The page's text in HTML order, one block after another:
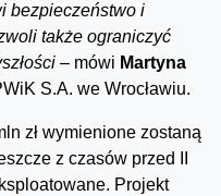
bezpieczeństwo i
także ograniczyć
– mówi Martyna
S.A. we Wrocławiu.
zł wymienione zostaną
z czasów przed II
Projekt